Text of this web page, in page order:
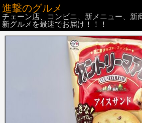
進撃のグルメ
チェーン店、コンビニ、新メニュー、新
新グルメを最速でお届け！！！